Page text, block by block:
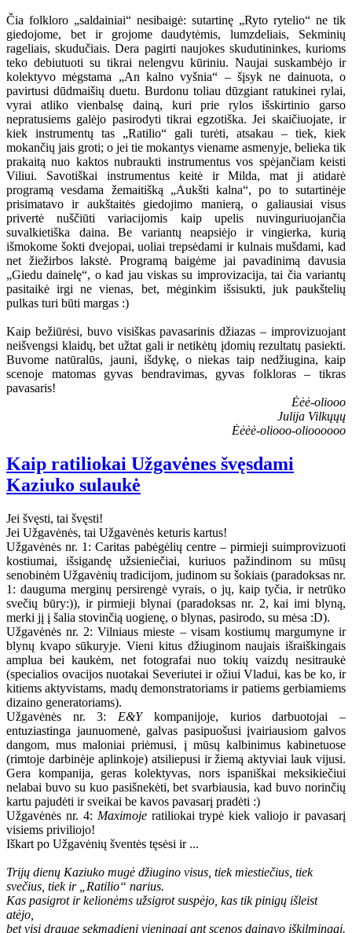
Čia folkloro „saldainiai“ nesibaigė: sutartinę „Ryto rytelio“ ne tik
giedojome, bet ir grojome daudytėmis, lumzdeliais, Sekminių
rageliais, skudučiais. Dera pagirti naujokes skudutininkes, kurioms
teko debiutuoti su tikrai nelengvu kūriniu. Naujai suskambėjo ir
kolektyvo mėgstama „An kalno vyšnia“ – šįsyk ne dainuota, o
pavirtusi dūdmaišių duetu. Burdonu toliau dūzgiant ratukinei rylai,
vyrai atliko vienbalsę dainą, kuri prie rylos išskirtinio garso
nepratusiems galėjo pasirodyti tikrai egzotiška. Jei skaičiuojate, ir
kiek instrumentų tas „Ratilio“ gali turėti, atsakau – tiek, kiek
mokančių jais groti; o jei tie mokantys viename asmenyje, belieka tik
prakaitą nuo kaktos nubraukti instrumentus vos spėjančiam keisti
Viliui. Savotiškai instrumentus keitė ir Milda, mat ji atidarė
programą vesdama žemaitišką „Aukšti kalna“, po to sutartinėje
prisimatavo ir aukštaitės giedojimo manierą, o galiausiai visus
privertė nuščiūti variacijomis kaip upelis nuvinguriuojančia
suvalkietiška daina. Be variantų neapsiėjo ir vingierka, kurią
išmokome šokti dvejopai, uoliai trepsėdami ir kulnais mušdami, kad
net žiežirbos lakstė. Programą baigėme jai pavadinimą davusia
„Giedu dainelę“, o kad jau viskas su improvizacija, tai čia variantų
pasitaikė irgi ne vienas, bet, mėginkim išsisukti, juk paukštelių
pulkas turi būti margas :)
Kaip bežiūrėsi, buvo visiškas pavasarinis džiazas – improvizuojant
neišvengsi klaidų, bet užtat gali ir netikėtų įdomių rezultatų pasiekti.
Buvome natūralūs, jauni, išdykę, o niekas taip nedžiugina, kaip
scenoje matomas gyvas bendravimas, gyvas folkloras – tikras
pavasaris!
Ėėė-oliooo
Julija Vilkųųų
Ėėėė-oliooo-olioooooo
Kaip ratiliokai Užgavėnes švęsdami
Kaziuko sulaukė
Jei švęsti, tai švęsti!
Jei Užgavėnės, tai Užgavėnės keturis kartus!
Užgavėnės nr. 1: Caritas pabėgėlių centre – pirmieji suimprovizuoti
kostiumai, išsigandę užsieniečiai, kuriuos pažindinom su mūsų
senobinėm Užgavėnių tradicijom, judinom su šokiais (paradoksas nr.
1: dauguma merginų persirengė vyrais, o jų, kaip tyčia, ir netrūko
svečių būry:)), ir pirmieji blynai (paradoksas nr. 2, kai imi blyną,
merki jį į šalia stovinčią uogienę, o blynas, pasirodo, su mėsa :D).
Užgavėnės nr. 2: Vilniaus mieste – visam kostiumų margumyne ir
blynų kvapo sūkuryje. Vieni kitus džiuginom naujais išraiškingais
amplua bei kaukėm, net fotografai nuo tokių vaizdų nesitraukė
(specialios ovacijos nuotakai Severiutei ir ožiui Vladui, kas be ko, ir
kitiems aktyvistams, madų demonstratoriams ir patiems gerbiamiems
dizaino generatoriams).
Užgavėnės nr. 3: E&Ykompanijoje, kurios darbuotojai –
entuziastinga jaunuomenė, galvas pasipuošusi įvairiausiom galvos
dangom, mus maloniai priėmusi, į mūsų kalbinimus kabinetuose
(rimtoje darbinėje aplinkoje) atsiliepusi ir žiemą aktyviai lauk vijusi.
Gera kompanija, geras kolektyvas, nors ispaniškai meksikiečiui
nelabai buvo su kuo pasišnekėti, bet svarbiausia, kad buvo norinčių
kartu pajudėti ir sveikai be kavos pavasarį pradėti :)
Užgavėnės nr. 4: Maximojeratiliokai trypė kiek valiojo ir pavasarį
visiems priviliojo!
Iškart po Užgavėnių šventės tęsėsi ir ...
Trijų dienų Kaziuko mugė džiugino visus, tiek miestiečius, tiek
svečius, tiek ir „Ratilio“ narius.
Kas pasigrot ir kelionėms užsigrot suspėjo, kas tik pinigų išleist
atėjo,
bet visi drauge sekmadienį vieningai ant scenos dainavo iškilmingai.